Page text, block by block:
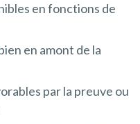
en fonctions de
en amont de la
par la preuve ou